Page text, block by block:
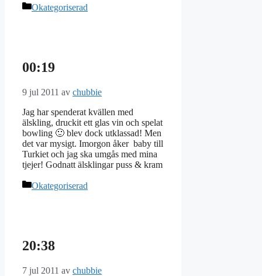
Kategorier
Okategoriserad
00:19
9 jul 2011 av chubbie
Jag har spenderat kvällen med
älskling, druckit ett glas vin och spelat
bowling 🙂 blev dock utklassad! Men
det var mysigt. Imorgon åker baby till
Turkiet och jag ska umgås med mina
tjejer! Godnatt älsklingar puss & kram
Kategorier
Okategoriserad
20:38
7 jul 2011 av chubbie